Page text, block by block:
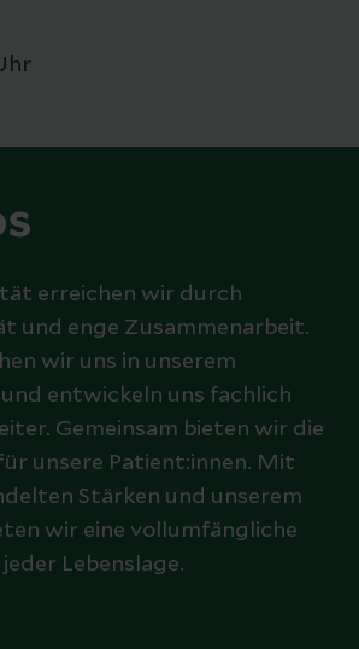
erreichen wir durch
und enge Zusammenarbeit.
wir uns in unserem
entwickeln uns fachlich
Gemeinsam bieten wir die
unsere Patient:innen. Mit
Stärken und unserem
wir eine vollumfängliche
Lebenslage.